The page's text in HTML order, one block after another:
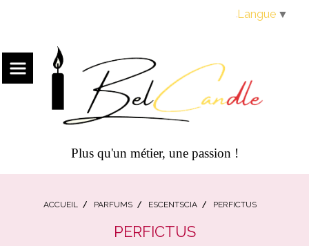
Plus qu'un métier, une passion !
ACCUEIL PARFUMS ESCENTSCIA PERFICTUS
PERFICTUS
Langue ▼